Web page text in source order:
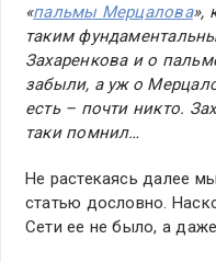
«пальмы Мерцалова»,
таким
Захаренкова и о
забыли, а уж о
есть – почти никто.
таки помнил…
Не растекаясь далее
статью дословно.
Сети ее не было, а